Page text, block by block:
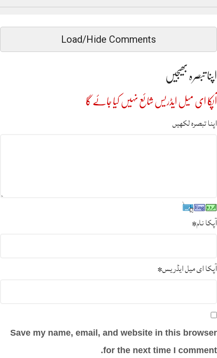
Load/Hide Comments
اپنا تبصرہ بھیجیں
آپکا ای میل ایڈریس شائع نہیں کیا جائے گا
اپنا تبصرہ لکھیں
آپکا نام*
آپکا ای میل ایڈریس*
Save my name, email, and website in this browser
for the next time I comment.